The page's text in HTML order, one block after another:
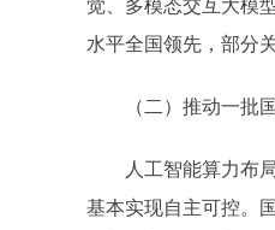
觉、多模态交互大模
水平全国领先，部分
（二）推动一批国
人工智能算力布局
基本实现自主可控。